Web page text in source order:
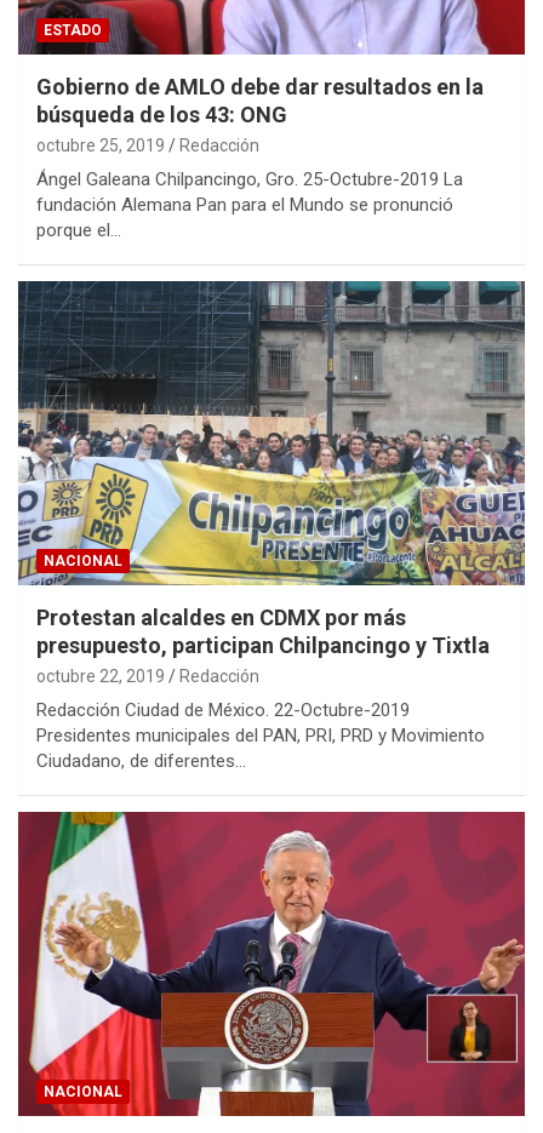
ESTADO
Gobierno de AMLO debe dar resultados en la
búsqueda de los 43: ONG
octubre 25, 2019 Redacción
Ángel Galeana Chilpancingo, Gro. 25-Octubre-2019 La
fundación Alemana Pan para el Mundo se pronunció
porque el…
NACIONAL
Protestan alcaldes en CDMX por más
presupuesto, participan Chilpancingo y Tixtla
octubre 22, 2019 Redacción
Redacción Ciudad de México. 22-Octubre-2019
Presidentes municipales del PAN, PRI, PRD y Movimiento
Ciudadano, de diferentes…
NACIONAL